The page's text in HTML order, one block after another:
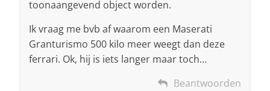
toonaangevend object worden.
Ik vraag me bvb af waarom een Maserati
Granturismo 500 kilo meer weegt dan deze
ferrari. Ok, hij is iets langer maar toch…
Beantwoorden